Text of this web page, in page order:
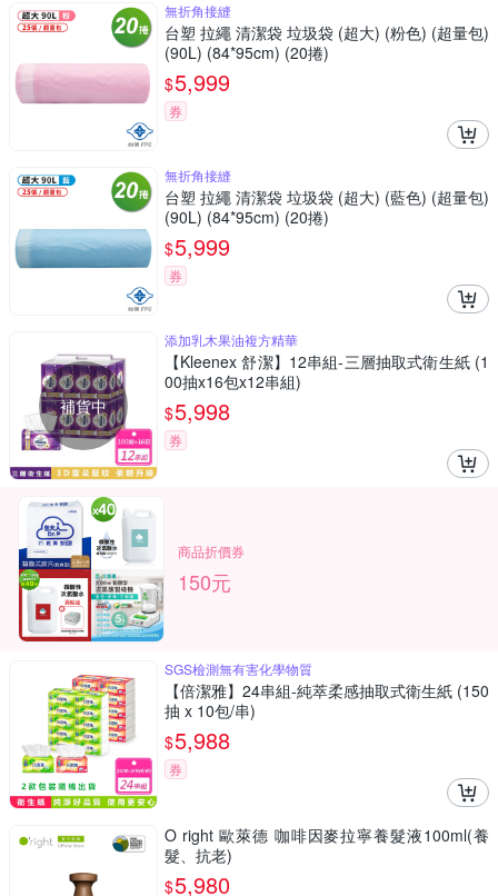
無折角接縫
台塑 拉繩 清潔袋 垃圾袋 (超大) (粉色) (超量包)
(90L) (84*95cm) (20捲)
$5,999
券
無折角接縫
台塑 拉繩 清潔袋 垃圾袋 (超大) (藍色) (超量包)
(90L) (84*95cm) (20捲)
$5,999
券
補貨中
添加乳木果油複方精華
【Kleenex 舒潔】12串組-三層抽取式衛生紙 (1
00抽x16包x12串組)
$5,998
券
商品折價券
150元
SGS檢測無有害化學物質
【倍潔雅】24串組-純萃柔感抽取式衛生紙 (150
抽 x 10包/串)
$5,988
券
O right 歐萊德 咖啡因麥拉寧養髮液100ml(養
髮、抗老)
$5,980